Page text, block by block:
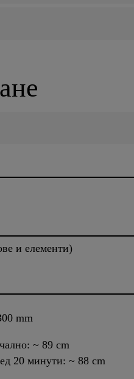
и елементи)
mm
~ 89 cm
20 минути: ~ 88 cm